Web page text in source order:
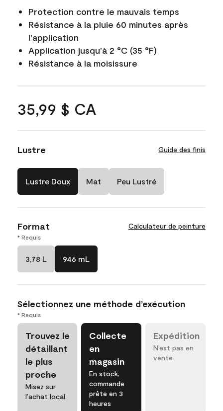
Protection contre le mauvais temps
Résistance à la pluie 60 minutes après
l'application
Application jusqu’à 2 °C (35 °F)
Résistance à la moisissure
35,99 $ CA
Lustre Guide des finis
Lustre Doux Mat Peu Lustré
Format Calculateur de peinture
* Requis
3,78 L 946 mL
Sélectionnez une méthode d’exécution
* Requis
Trouvez le
détaillant
le plus
proche
Misez sur
l’achat local
Collecte
en
magasin
En stock,
commande
prête en 3
heures
Expédition
N’est pas en
vente